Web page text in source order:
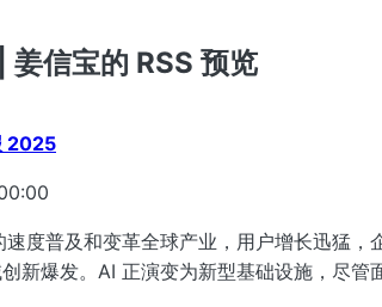
信宝的 RSS 预览
2025
度普及和变革全球产业，用户增长迅猛，
新爆发。AI 正演变为新型基础设施，尽管